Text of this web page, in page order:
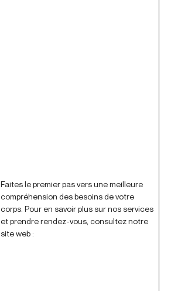
Faites le premier pas vers une meilleure
compréhension des besoins de votre
corps. Pour en savoir plus sur nos services
et prendre rendez-vous, consultez notre
site web :